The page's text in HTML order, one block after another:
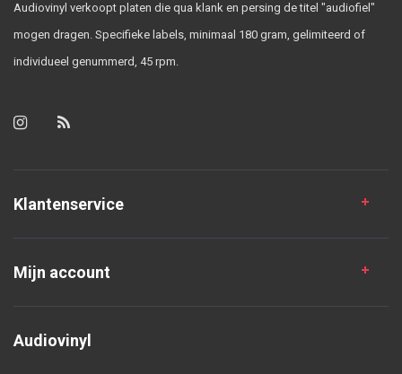
Audiovinyl verkoopt platen die qua klank en persing de titel "audiofiel"
mogen dragen. Specifieke labels, minimaal 180 gram, gelimiteerd of
individueel genummerd, 45 rpm.
Klantenservice
Mijn account
Audiovinyl